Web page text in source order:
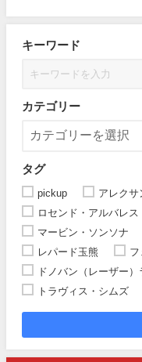
キーワード
カテゴリー
タグ
pickup
アレクサ
ロセンド・アルバレス
マービン・ソンソナ
レパード玉熊
フ
ドノバン（レーザー）
トラヴィス・シムズ